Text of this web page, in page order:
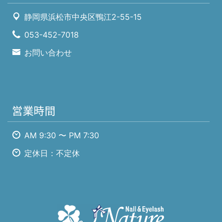
静岡県浜松市中央区鴨江2-55-15
053-452-7018
お問い合わせ
営業時間
AM 9:30 〜 PM 7:30
定休日：不定休